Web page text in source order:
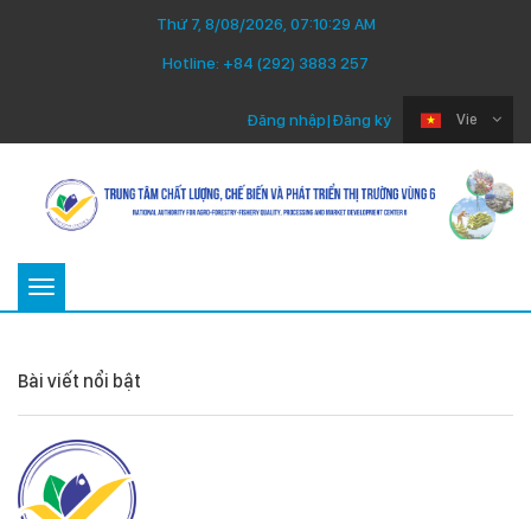
Thứ 7, 8/08/2026, 07:10:29 AM
Hotline: +84 (292) 3883 257
Vie
Đăng nhập|Đăng ký
Toggle
Bài viết nổi bật